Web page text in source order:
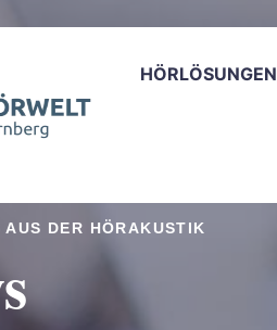
HÖRLÖSUNGEN
DER HÖRAKUSTIK